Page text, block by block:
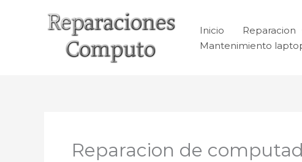
Inicio Reparacion
Mantenimiento
Reparacion de